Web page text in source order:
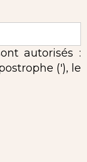
autorisés :
('), le